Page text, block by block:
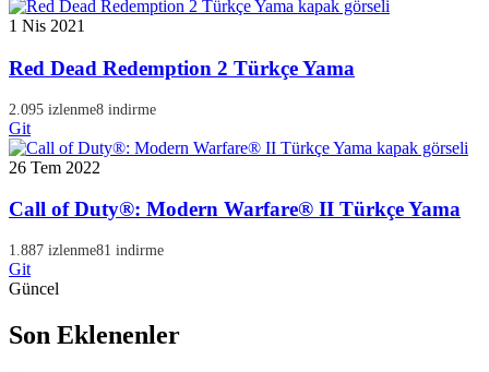
1 Nis 2021
Red Dead Redemption 2 Türkçe Yama
2.095 izlenme8 indirme
Git
26 Tem 2022
Call of Duty®: Modern Warfare® II Türkçe Yama
1.887 izlenme81 indirme
Git
Güncel
Son Eklenenler